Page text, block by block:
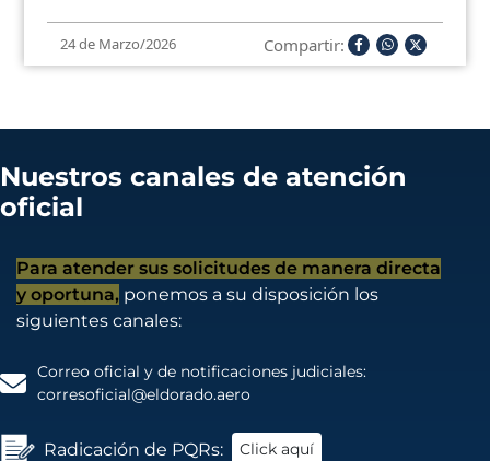
24 de Marzo/2026 Compartir:
Nuestros canales de atención
oficial
Para atender sus solicitudes de manera directa
y oportuna, ponemos a su disposición los
siguientes canales:
Correo oficial y de notificaciones judiciales:
corresoficial@eldorado.aero
Radicación de PQRs: Click aquí